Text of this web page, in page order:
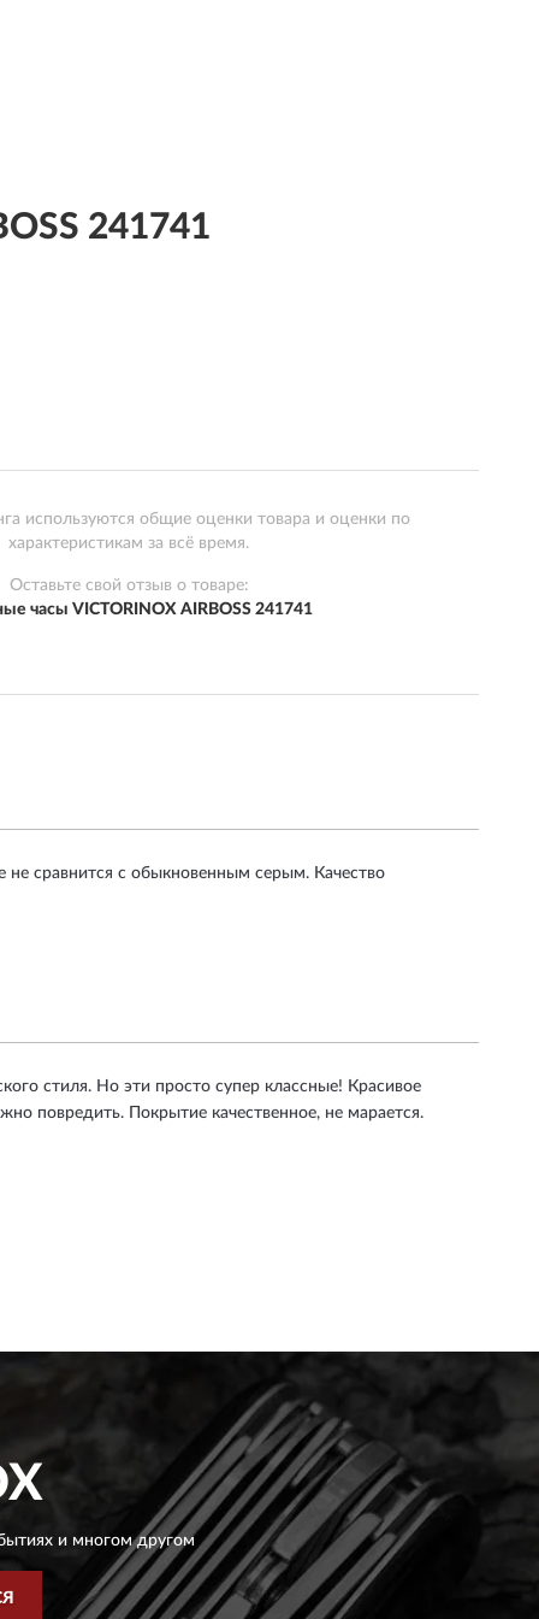
241741
используются общие оценки товара и оценки по
характеристикам за всё время.
Оставьте свой отзыв о товаре:
часы VICTORINOX AIRBOSS 241741
сравнится с обыкновенным серым. Качество
стиля. Но эти просто супер классные! Красивое
повредить. Покрытие качественное, не марается.
и многом другом